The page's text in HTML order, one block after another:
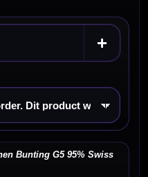
+
Bunting G5 95% Swiss